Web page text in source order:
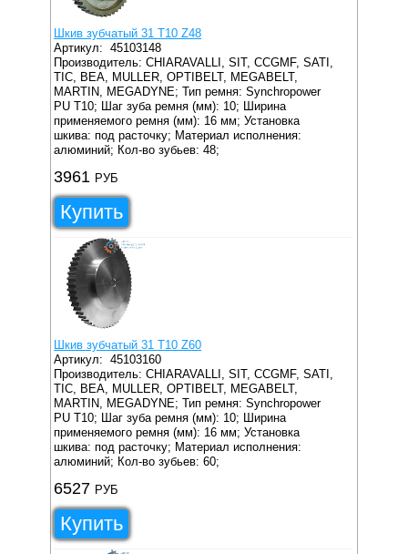
Шкив зубчатый 31 T10 Z48
Артикул:45103148
Производитель: CHIARAVALLI, SIT, CCGMF, SATI,
TIC, BEA, MULLER, OPTIBELT, MEGABELT,
MARTIN, MEGADYNE; Тип ремня: Synchropower
PU T10; Шаг зуба ремня (мм): 10; Ширина
применяемого ремня (мм): 16 мм; Установка
шкива: под расточку; Материал исполнения:
алюминий; Кол-во зубьев: 48;
3961 РУБ
Купить
Шкив зубчатый 31 T10 Z60
Артикул:45103160
Производитель: CHIARAVALLI, SIT, CCGMF, SATI,
TIC, BEA, MULLER, OPTIBELT, MEGABELT,
MARTIN, MEGADYNE; Тип ремня: Synchropower
PU T10; Шаг зуба ремня (мм): 10; Ширина
применяемого ремня (мм): 16 мм; Установка
шкива: под расточку; Материал исполнения:
алюминий; Кол-во зубьев: 60;
6527 РУБ
Купить